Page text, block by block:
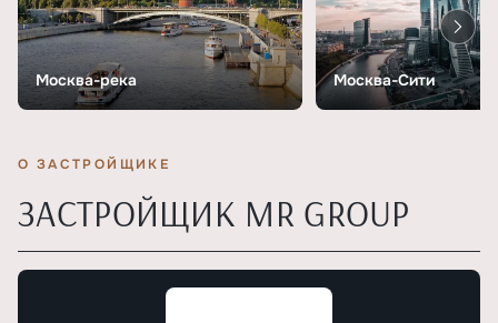
Москва-река Москва-Сити
О ЗАСТРОЙЩИКЕ
ЗАСТРОЙЩИК MR GROUP